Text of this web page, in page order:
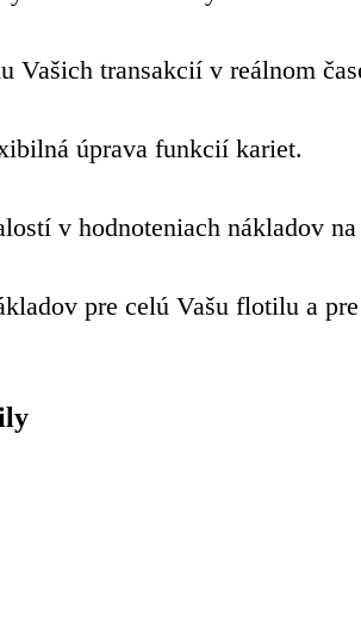
Vašich transakcií v reálnom
úprava funkcií kariet.
v hodnoteniach nákladov
pre celú Vašu flotilu a